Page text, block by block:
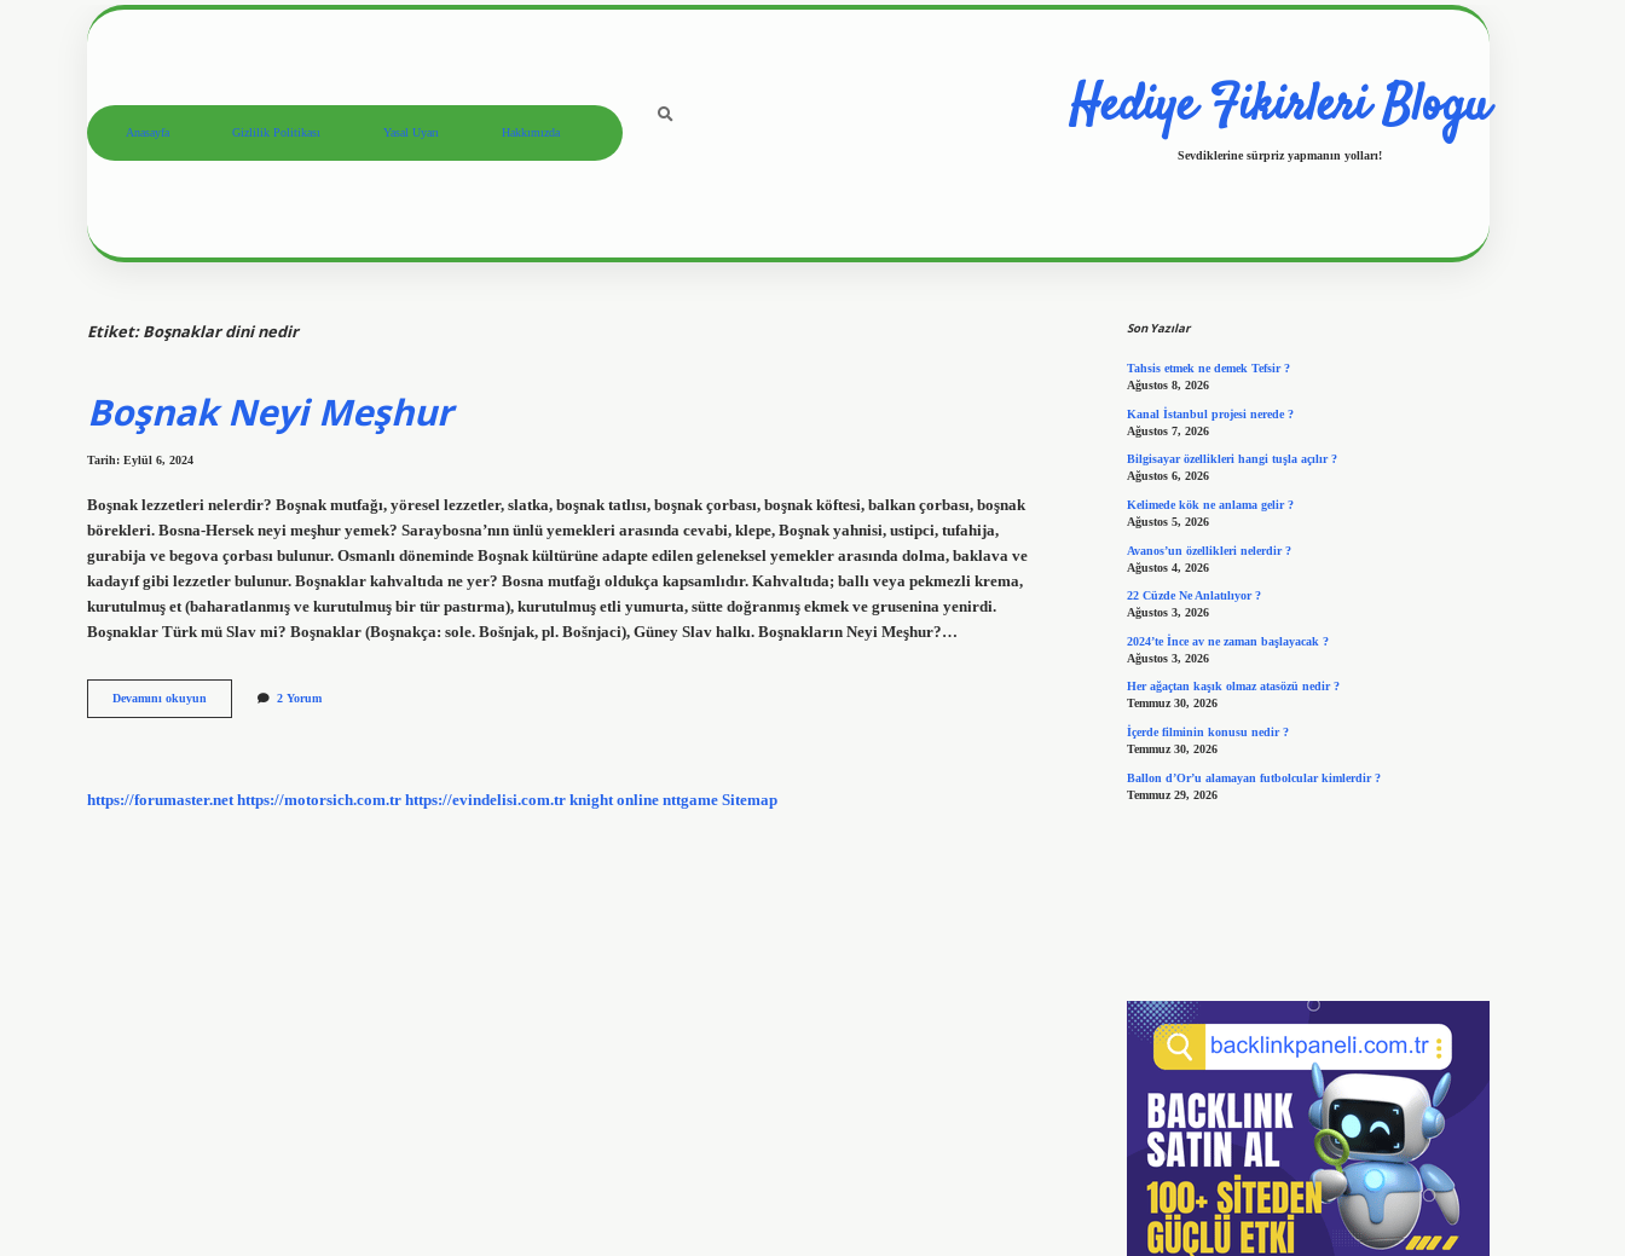
Anasayfa Gizlilik Politikası Yasal Uyarı Hakkımızda Hediye Fikirleri Blogu
Sevdiklerine sürpriz yapmanın yolları!
Etiket:Boşnaklar dini nedir
Boşnak Neyi Meşhur
Tarih: Eylül 6, 2024
Boşnak lezzetleri nelerdir? Boşnak mutfağı, yöresel lezzetler, slatka, boşnak tatlısı, boşnak çorbası, boşnak köftesi, balkan çorbası, boşnak
börekleri. Bosna-Hersek neyi meşhur yemek? Saraybosna’nın ünlü yemekleri arasında cevabi, klepe, Boşnak yahnisi, ustipci, tufahija,
gurabija ve begova çorbası bulunur. Osmanlı döneminde Boşnak kültürüne adapte edilen geleneksel yemekler arasında dolma, baklava ve
kadayıf gibi lezzetler bulunur. Boşnaklar kahvaltıda ne yer? Bosna mutfağı oldukça kapsamlıdır. Kahvaltıda; ballı veya pekmezli krema,
kurutulmuş et (baharatlanmış ve kurutulmuş bir tür pastırma), kurutulmuş etli yumurta, sütte doğranmış ekmek ve grusenina yenirdi.
Boşnaklar Türk mü Slav mi? Boşnaklar (Boşnakça: sole. Bošnjak, pl. Bošnjaci), Güney Slav halkı. Boşnakların Neyi Meşhur?…
Devamını okuyun
Neyi
2 Yorum
https://forumaster.net https://motorsich.com.tr https://evindelisi.com.tr knight online nttgame Sitemap
Son Yazılar
Tahsis etmek ne demek Tefsir ?
Ağustos 8, 2026
Kanal İstanbul projesi nerede ?
Ağustos 7, 2026
Bilgisayar özellikleri hangi tuşla açılır ?
Ağustos 6, 2026
Kelimede kök ne anlama gelir ?
Ağustos 5, 2026
Avanos’un özellikleri nelerdir ?
Ağustos 4, 2026
22 Cüzde Ne Anlatılıyor ?
Ağustos 3, 2026
2024’te İnce av ne zaman başlayacak ?
Ağustos 3, 2026
Her ağaçtan kaşık olmaz atasözü nedir ?
Temmuz 30, 2026
İçerde filminin konusu nedir ?
Temmuz 30, 2026
Ballon d’Or’u alamayan futbolcular kimlerdir ?
Temmuz 29, 2026